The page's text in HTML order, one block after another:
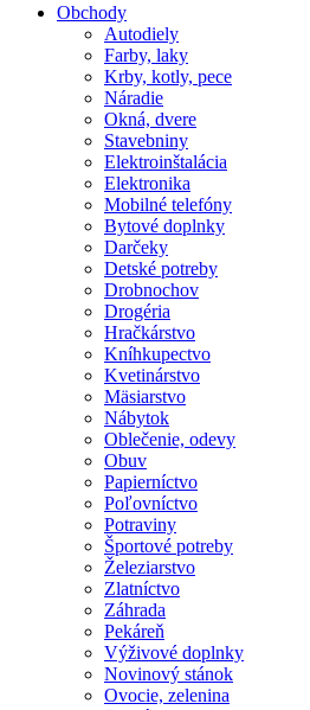
Obchody
Autodiely
Farby, laky
Krby, kotly, pece
Náradie
Okná, dvere
Stavebniny
Elektroinštalácia
Elektronika
Mobilné telefóny
Bytové doplnky
Darčeky
Detské potreby
Drobnochov
Drogéria
Hračkárstvo
Kníhkupectvo
Kvetinárstvo
Mäsiarstvo
Nábytok
Oblečenie, odevy
Obuv
Papierníctvo
Poľovníctvo
Potraviny
Športové potreby
Železiarstvo
Zlatníctvo
Záhrada
Pekáreň
Výživové doplnky
Novinový stánok
Ovocie, zelenina